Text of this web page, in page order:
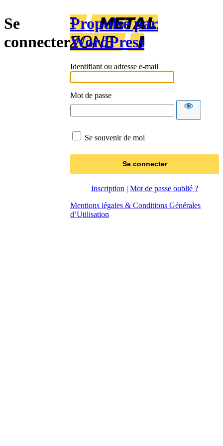
Se
connecter
Propulsé par
WordPress
Identifiant ou adresse e-mail
Mot de passe
Se souvenir de moi
Inscription | Mot de passe oublié ?
Mentions légales & Conditions Générales
d’Utilisation